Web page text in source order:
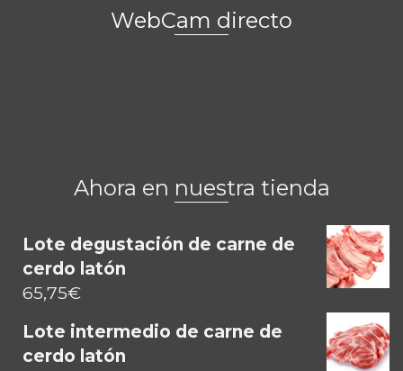
WebCam directo
Ahora en nuestra tienda
Lote degustación de carne de
cerdo latón
65,75€
Lote intermedio de carne de
cerdo latón